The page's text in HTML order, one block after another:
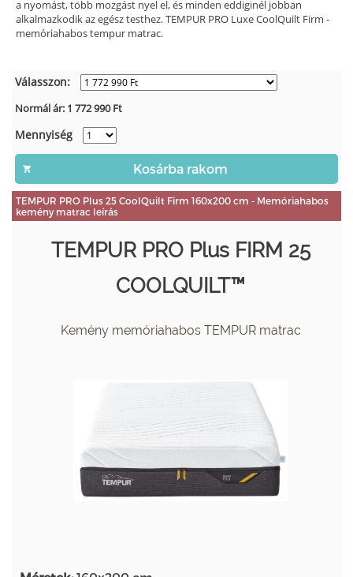
a nyomást, több mozgást nyel el, és minden eddiginél jobban
alkalmazkodik az egész testhez. TEMPUR PRO Luxe CoolQuilt Firm -
memóriahabos tempur matrac.
Válasszon:
Normál ár: 1 772 990Ft
Mennyiség
TEMPUR PRO Plus 25 CoolQuilt Firm 160x200 cm - Memóriahabos
kemény matrac leírás
TEMPUR PRO Plus FIRM 25
COOLQUILT™
Kemény memóriahabos TEMPUR matrac